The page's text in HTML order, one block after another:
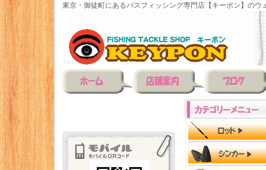
東京・御徒町にあるバスフィッシング専門店【キーポン】のウ